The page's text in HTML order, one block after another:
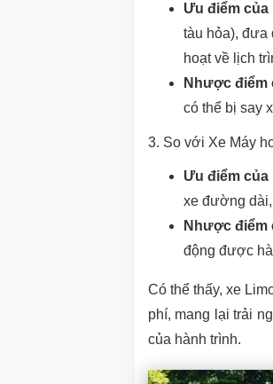
Ưu điểm
tàu hỏa), đưa
hoạt về lịch
Nhược điểm
có thể bị say
3. So với Xe Máy
Ưu điểm
xe đường
Nhược điểm
động được
Có thể thấy, xe
phí, mang lại trải
của hành trình.